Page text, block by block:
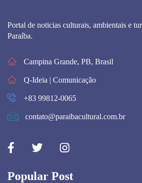
Portal de noticias culturais, ambientais e
Paraíba.
Campina Grande, PB, Brasil
Q-Ideia | Comunicação
+83 99812-0065
contato@paraibacultural.com.br
Popular Post